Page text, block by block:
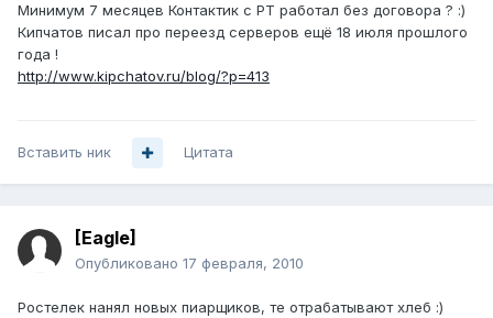
Минимум 7 месяцев Контактик с РТ работал без договора ? :)
Кипчатов писал про переезд серверов ещё 18 июля прошлого
года !
http://www.kipchatov.ru/blog/?p=413
Вставить ник Цитата
[Eagle]
Опубликовано 17 февраля, 2010
Ростелек нанял новых пиарщиков, те отрабатывают хлеб :)